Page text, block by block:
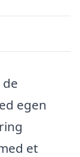
egen
et